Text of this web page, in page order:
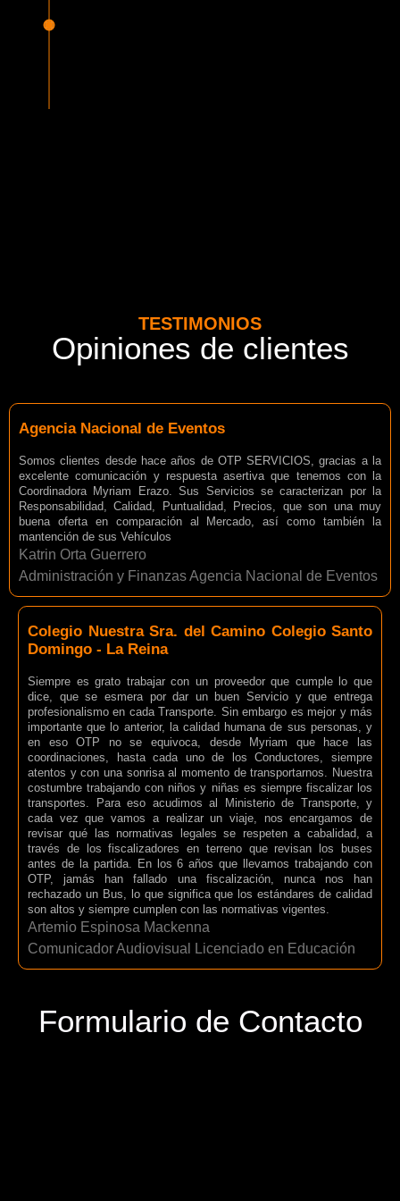
TESTIMONIOS
Opiniones de clientes
Agencia Nacional de Eventos
Somos clientes desde hace años de OTP SERVICIOS, gracias a la
excelente comunicación y respuesta asertiva que tenemos con la
Coordinadora Myriam Erazo. Sus Servicios se caracterizan por la
Responsabilidad, Calidad, Puntualidad, Precios, que son una muy
buena oferta en comparación al Mercado, así como también la
mantención de sus Vehículos
Katrin Orta Guerrero
Administración y Finanzas Agencia Nacional de Eventos
Colegio Nuestra Sra. del Camino Colegio Santo
Domingo - La Reina
Siempre es grato trabajar con un proveedor que cumple lo que
dice, que se esmera por dar un buen Servicio y que entrega
profesionalismo en cada Transporte. Sin embargo es mejor y más
importante que lo anterior, la calidad humana de sus personas, y
en eso OTP no se equivoca, desde Myriam que hace las
coordinaciones, hasta cada uno de los Conductores, siempre
atentos y con una sonrisa al momento de transportarnos. Nuestra
costumbre trabajando con niños y niñas es siempre fiscalizar los
transportes. Para eso acudimos al Ministerio de Transporte, y
cada vez que vamos a realizar un viaje, nos encargamos de
revisar qué las normativas legales se respeten a cabalidad, a
través de los fiscalizadores en terreno que revisan los buses
antes de la partida. En los 6 años que llevamos trabajando con
OTP, jamás han fallado una fiscalización, nunca nos han
rechazado un Bus, lo que significa que los estándares de calidad
son altos y siempre cumplen con las normativas vigentes.
Artemio Espinosa Mackenna
Comunicador Audiovisual Licenciado en Educación
Formulario de Contacto